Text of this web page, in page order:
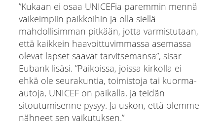
”Kukaan ei osaa UNICEFia paremmin mennä
vaikeimpiin paikkoihin ja olla siellä
mahdollisimman pitkään, jotta varmistutaan,
että kaikkein haavoittuvimmassa asemassa
olevat lapset saavat tarvitsemansa”, sisar
Eubank lisäsi. ”Paikoissa, joissa kirkolla ei
ehkä ole seurakuntia, toimistoja tai kuorma-
autoja, UNICEF on paikalla, ja teidän
sitoutumisenne pysyy. Ja uskon, että olemme
nähneet sen vaikutuksen.”